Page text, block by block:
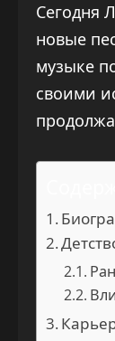
Сегодня
новые
музыке
своими